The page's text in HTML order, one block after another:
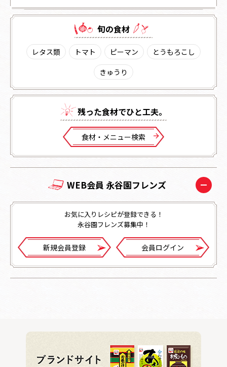
旬の⾷材
レタス類 トマト ピーマン
とうもろこし
きゅうり
残った⾷材でひと⼯夫。
⾷材・メニュー検索
WEB会員 永谷園フレンズ
お気に入りレシピが登録できる！
永谷園フレンズ募集中！
新規会員登録 会員ログイン